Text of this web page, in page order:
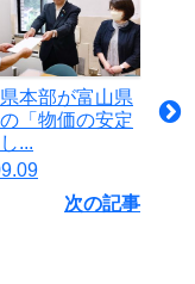
本部が富山県
「物価の安定
...
次の記事